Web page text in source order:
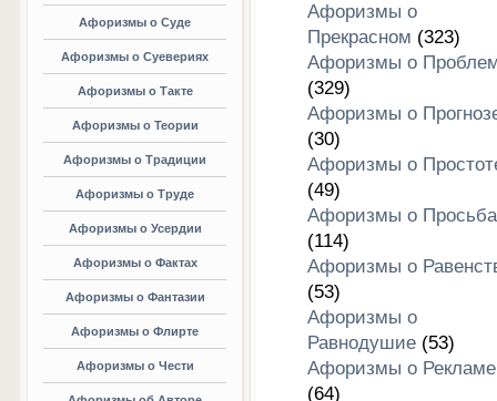
Афоризмы о Суде
Афоризмы о Суевериях
Афоризмы о Такте
Афоризмы о Теории
Афоризмы о Традиции
Афоризмы о Труде
Афоризмы о Усердии
Афоризмы о Фактах
Афоризмы о Фантазии
Афоризмы о Флирте
Афоризмы о Чести
Афоризмы о
Прекрасном (323)
Афоризмы о
(329)
Афоризмы о
(30)
Афоризмы о
(49)
Афоризмы о
(114)
Афоризмы о
(53)
Афоризмы о
Равнодушие(53)
Афоризмы о Рекламе
(64)